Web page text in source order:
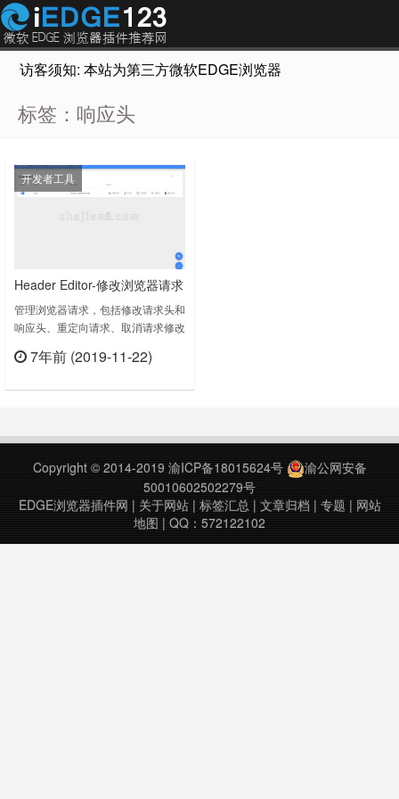
访客须知: 本站为第三方微软EDGE浏览器插件推荐网站，
标签：响应头
开发者工具
Header Editor-修改浏览器请求
头和响应头、重定向请求、取
消请求
管理浏览器请求，包括修改请求头和
响应头、重定向请求、取消请求修改
请求如果此扩展名没有包含您想要的
editor/您可以从Redirector导入规
7年前 (2019-11-22)
Copyright © 2014-2019 渝ICP备18015624号
渝公网安备
50010602502279号
EDGE浏览器插件网 | 关于网站| 标签汇总| 文章归档 | 专题 | 网站
地图 | QQ：572122102